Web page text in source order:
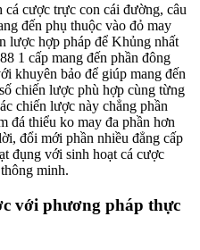
cược trực con cái đường, câu
đến phụ thuộc vào đỏ may
lược hợp pháp để Khủng nhất
1 cấp mang đến phần đông
khuyên bảo để giúp mang đến
chiến lược phù hợp cùng từng
chiến lược này chẳng phần
đá thiểu ko may đa phần hơn
đổi mới phần nhiều đẳng cấp
đụng với sinh hoạt cá cược
minh.
với phương pháp thực